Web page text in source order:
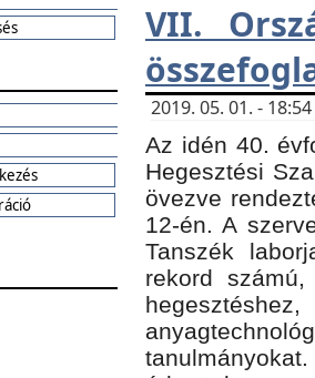
VII.
2019. 05. 01. -
Az idén 40.
Hegesztési
övezve
12-én. A
Tanszék
rekord